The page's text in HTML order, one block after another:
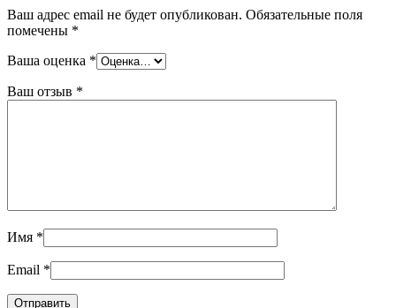
Ваш адрес email не будет опубликован. Обязательные поля
помечены *
Ваша оценка *
Ваш отзыв *
Имя *
Email *